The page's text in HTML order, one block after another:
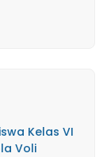
Kelas VI
Voli